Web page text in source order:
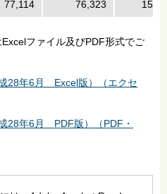
77,114 76,323
ファイル及びPDF形式でご
28年6月 Excel版）（エクセ
28年6月 PDF版）（PDF・